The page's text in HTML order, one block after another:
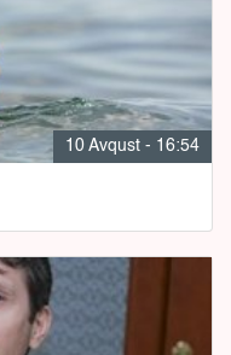
10 Avqust - 16:54